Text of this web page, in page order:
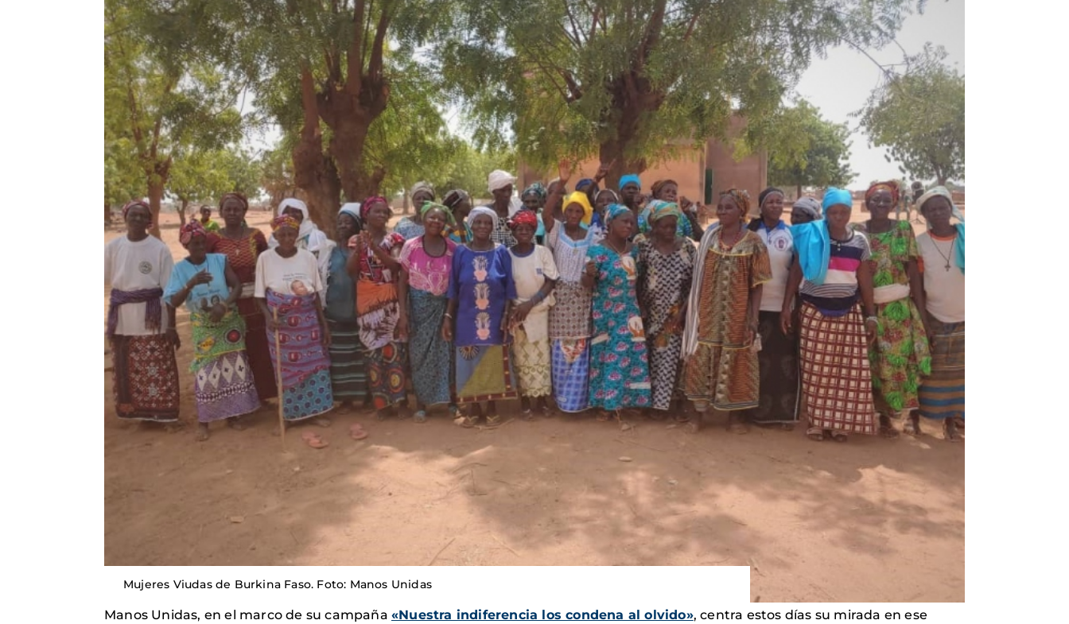
Mujeres Viudas de Burkina Faso. Foto: Manos Unidas
Manos Unidas, en el marco de su campaña «Nuestra indiferencia los condena al olvido», centra estos días su mirada en ese